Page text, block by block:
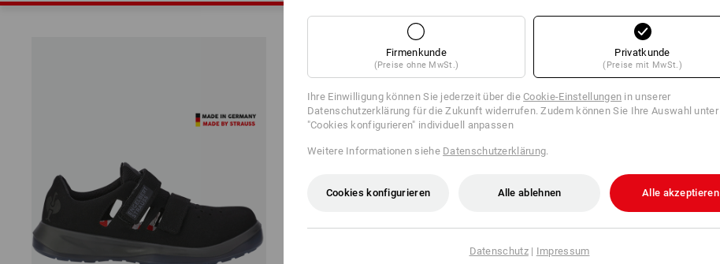
Firmenkunde
(Preise ohne MwSt.)
Privatkunde
(Preise mit MwSt.)
Ihre Einwilligung können Sie jederzeit über dieCookie-Einstellungen in unserer
Datenschutzerklärung für die Zukunft widerrufen. Zudem können Sie Ihre Auswahl unter
"Cookies konfigurieren" individuell anpassen
Weitere Informationen siehe Datenschutzerklärung.
Cookies konfigurieren Alle ablehnen Alle akzeptieren
Datenschutz| Impressum